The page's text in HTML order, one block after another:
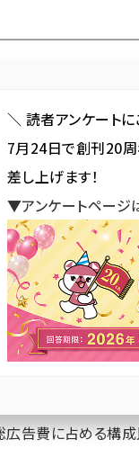
カテゴリ／種別 から
SNS アクセス解析／
本の広告費」を発表、7兆
告費」を
新
広告費に占める構
＼ 読者アンケート
7月24日で創刊20周
差し上げます！
▼アンケートページ